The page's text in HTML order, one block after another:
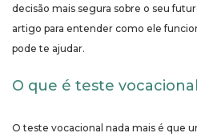
decisão mais segura sobre o seu
artigo para entender como ele
pode te ajudar.
O que é teste
O teste vocacional nada mais é que